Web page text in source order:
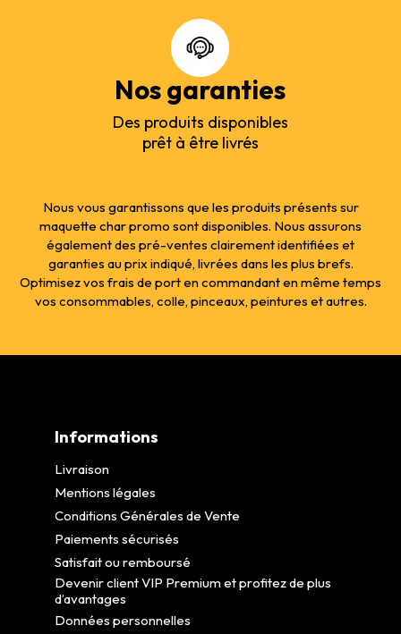
Nos garanties
Des produits disponibles
prêt à être livrés
Nous vous garantissons que les produits présents sur
maquette char promo sont disponibles. Nous assurons
également des pré-ventes clairement identifiées et
garanties au prix indiqué, livrées dans les plus brefs.
Optimisez vos frais de port en commandant en même temps
vos consommables, colle, pinceaux, peintures et autres.
Informations
Livraison
Mentions légales
Conditions Générales de Vente
Paiements sécurisés
Satisfait ou remboursé
Devenir client VIP Premium et profitez de plus
d’avantages
Données personnelles